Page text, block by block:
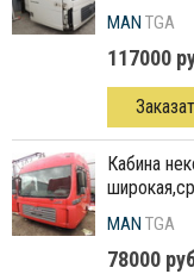
MAN TGA
117000
кабина некомплектная б/у \ Цвет красный,
MAN TGA
78000